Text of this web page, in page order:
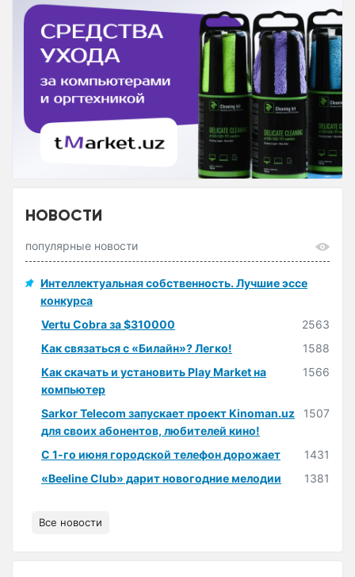
НОВОСТИ
популярные новости
Интеллектуальная собственность. Лучшие эссе
конкурса
Vertu Cobra за $310000
2563
Как связаться с «Билайн»? Легко!
1588
Как скачать и установить Play Market на
компьютер
1566
Sarkor Telecom запускает проект Kinoman.uz
для своих абонентов, любителей кино!
1507
С 1-го июня городской телефон дорожает
1431
«Beeline Club» дарит новогодние мелодии
1381
Все новости